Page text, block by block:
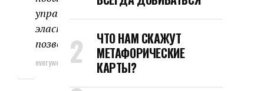
упражнение повышает
эластичность связок и суставов,
позволяя...
everyweek 19.04.2024
ЧТО НАМ СКАЖУТ
МЕТАФОРИЧЕСКИЕ
КАРТЫ?